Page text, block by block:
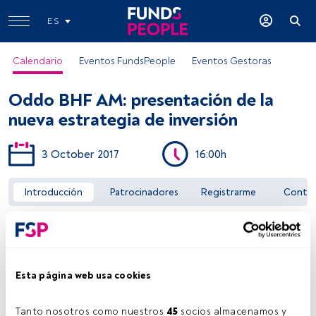
Esta página web usa cookies
Tanto nosotros como nuestros 45 socios almacenamos y
ES
Calendario Eventos FundsPeople Eventos Gestoras
Oddo BHF AM: presentación de la
nueva estrategia de inversión
3 October 2017 16:00h
Introducción Patrocinadores Registrarme